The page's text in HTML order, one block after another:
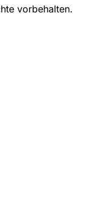
vorbehalten.